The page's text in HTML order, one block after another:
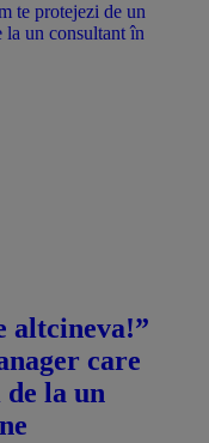
te protejezi de un
la un consultant în
altcineva!”
care
la un